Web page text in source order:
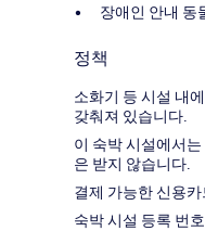
장애인 안내 동
정책
소화기 등 시설 내
갖춰져 있습니다.
이 숙박 시설에서
은 받지 않습니다.
결제 가능한 신용
숙박 시설 등록 번